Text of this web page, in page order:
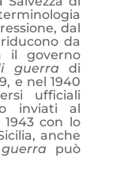
dal
da
il governo
guerra di
e nel 1940
ufficiali
o inviati al
con lo
anche
può